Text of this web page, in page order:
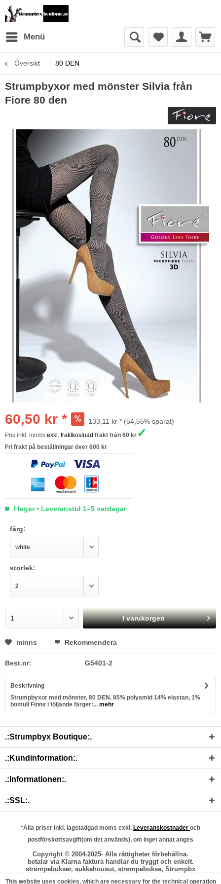
Menü
Översikt 80 DEN
Strumpbyxor med mönster Silvia från
Fiore 80 den
60,50 kr * 133,11 kr *(54,55% sparat)
Pris inkl. moms exkl. fraktkostnad frakt från 60 kr ✓
Fri frakt på beställningar över 600 kr
I lager • Leveranstid 1–5 vardagar
färg:
storlek:
I varukorgen
minns Rekommendera
Best.nr: G5401-2
Beskrivning
Strumpbyxor med mönster, 80 DEN. 85% polyamid 14% elastan, 1%
bomull Finns i följande färger:... mehr
.:Strumpbyx Boutique:.
.:Kundinformation:.
.:Informationen:.
.:SSL:.
*Alla priser inkl. lagstadgad moms exkl. Leveranskostnader och
postförskottsavgift(om det används), om inget annat anges
Copyright © 2004-2025- Alla rättigheter förbehållna.
betalar via Klarna faktura handlar du tryggt och enkelt.
strømpebukser, sukkahousut, strømpebukse, Strumpbx
This website uses cookies, which are necessary for the technical operation